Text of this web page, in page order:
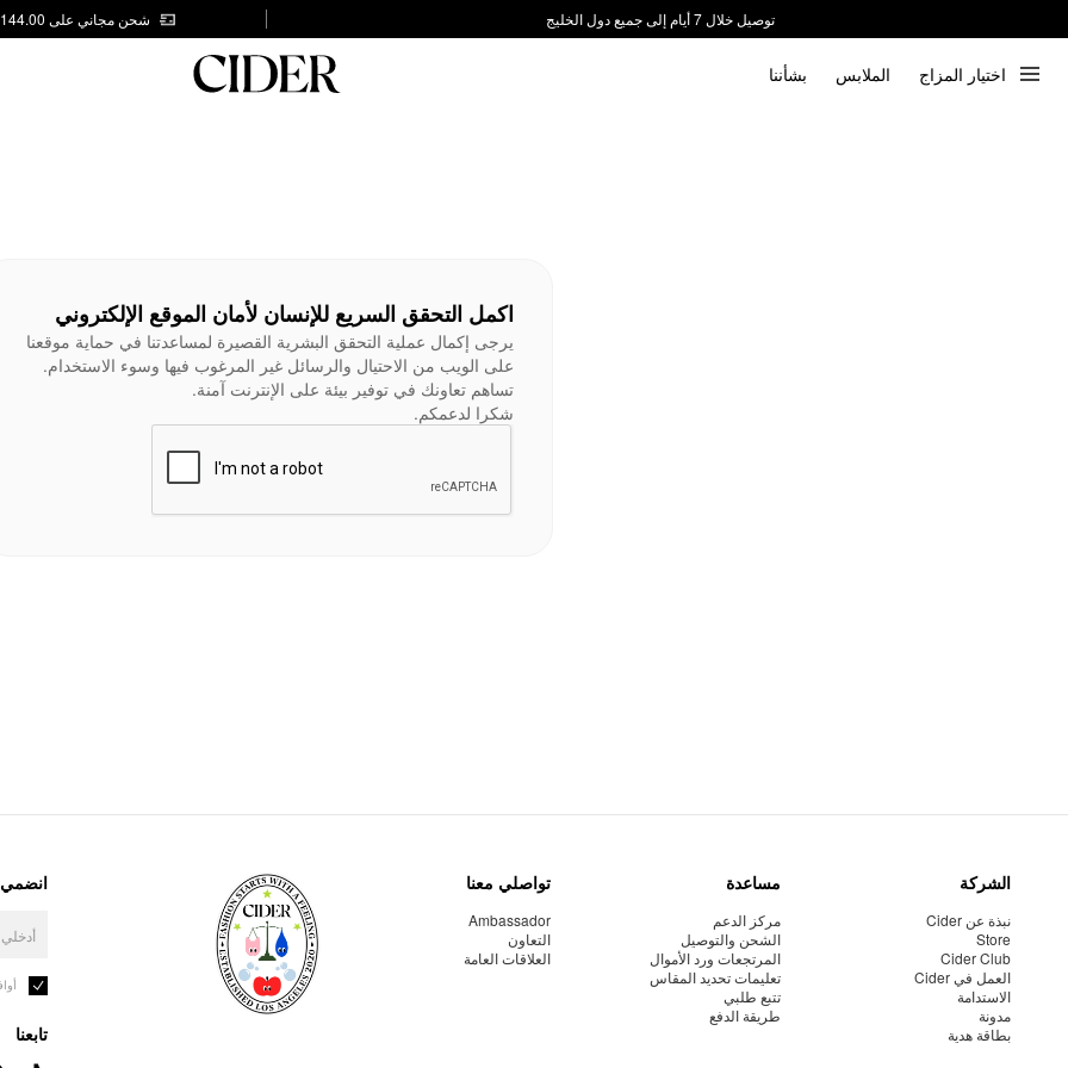
توصيل خلال 7 أيام إلى جميع دول الخليج
شحن مجاني على AED 144.00
اختيار المزاج الملابس بشأننا
اكمل التحقق السريع للإنسان لأمان الموقع الإلكتروني
يرجى إكمال عملية التحقق البشرية القصيرة لمساعدتنا في حماية موقعنا
على الويب من الاحتيال والرسائل غير المرغوب فيها وسوء الاستخدام.
تساهم تعاونك في توفير بيئة على الإنترنت آمنة.
شكرا لدعمكم.
الشركة
نبذة عن Cider
Store
Cider Club
العمل في Cider
الاستدامة
مدونة
بطاقة هدية
مساعدة
مركز الدعم
الشحن والتوصيل
المرتجعات ورد الأموال
تعليمات تحديد المقاس
تتبع طلبي
طريقة الدفع
تواصلي معنا
Ambassador
التعاون
العلاقات العامة
انضمي
تابعنا